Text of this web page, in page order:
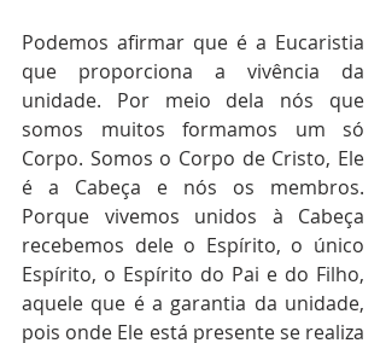
Podemos afirmar que é a Eucaristia
que proporciona a vivência da
unidade. Por meio dela nós que
somos muitos formamos um só
Corpo. Somos o Corpo de Cristo, Ele
é a Cabeça e nós os membros.
Porque vivemos unidos à Cabeça
recebemos dele o Espírito, o único
Espírito, o Espírito do Pai e do Filho,
aquele que é a garantia da unidade,
pois onde Ele está presente se realiza